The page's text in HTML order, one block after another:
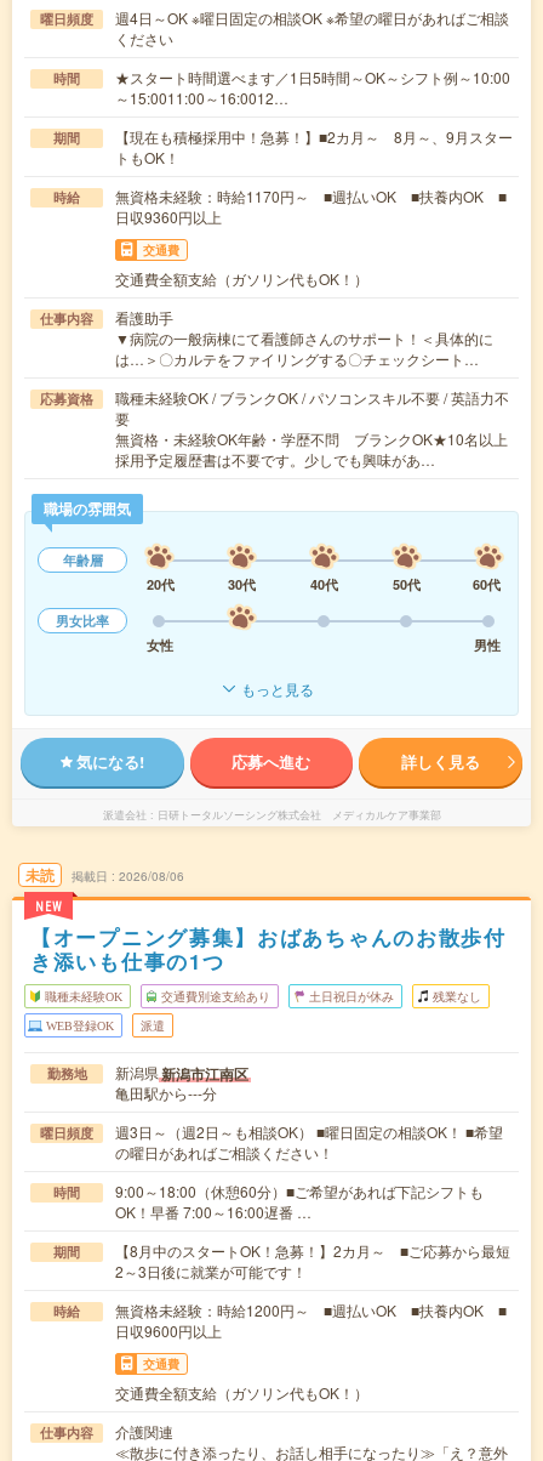
曜日頻度
週4日～OK ※曜日固定の相談OK ※希望の曜日があればご相談
ください
時間
★スタート時間選べます／1日5時間～OK～シフト例～10:00
～15:0011:00～16:0012…
期間
【現在も積極採用中！急募！】■2カ月～ 8月～、9月スター
トもOK！
時給
無資格未経験：時給1170円～ ■週払いOK ■扶養内OK ■
日収9360円以上
交通費
交通費全額支給（ガソリン代もOK！）
仕事内容
看護助手
▼病院の一般病棟にて看護師さんのサポート！＜具体的に
は…＞〇カルテをファイリングする〇チェックシート…
応募資格
職種未経験OK / ブランクOK / パソコンスキル不要 / 英語力不
要
無資格・未経験OK年齢・学歴不問 ブランクOK★10名以上
採用予定履歴書は不要です。少しでも興味があ…
職場の雰囲気
年齢層
20代
30代 40代 50代
60代
男女比率
女性
男性
もっと見る
気になる! 応募へ進む 詳しく見る
派遣会社 日研トータルソーシング株式会社 メディカルケア事業部
未読
NEW
掲載日 2026/08/06
【オープニング募集】おばあちゃんのお散歩付
き添いも仕事の1つ
職種未経験OK 交通費別途支給あり 土日祝日が休み 残業なし
WEB登録OK 派遣
勤務地 新潟県新潟市江南区
亀田駅から---分
曜日頻度
週3日～（週2日～も相談OK） ■曜日固定の相談OK！ ■希望
の曜日があればご相談ください！
時間
9:00～18:00（休憩60分）■ご希望があれば下記シフトも
OK！早番 7:00～16:00遅番 …
期間
【8月中のスタートOK！急募！】2カ月～ ■ご応募から最短
2～3日後に就業が可能です！
時給
無資格未経験：時給1200円～ ■週払いOK ■扶養内OK ■
日収9600円以上
交通費
交通費全額支給（ガソリン代もOK！）
仕事内容
介護関連
≪散歩に付き添ったり、お話し相手になったり≫「え？意外